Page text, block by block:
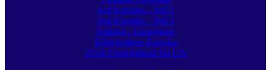
Auf Korsika - Teil 1
Auf Korsika - Teil 2
Südtirol - Erzgebirge
Bildergalerie Korsika
2014: Ostwindtour bis UA